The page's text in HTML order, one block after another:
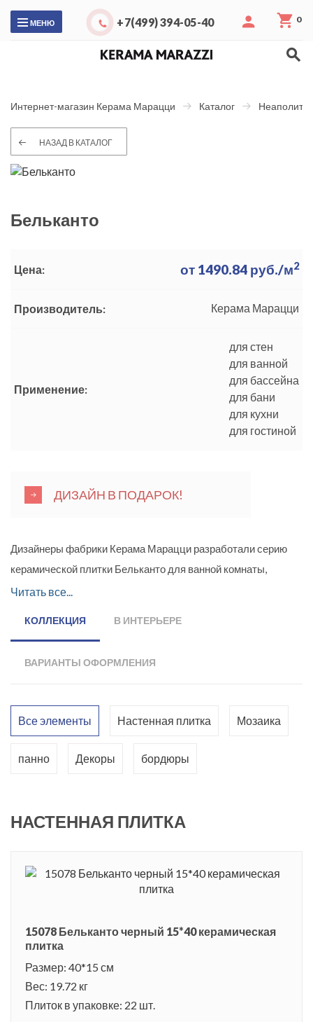
МЕНЮ +7(499) 394-05-40 0
Интернет-магазин Керама Марацци Каталог
НАЗАД В КАТАЛОГ
Бельканто
Цена: от 1490.84 руб./м2
Производитель: Керама Марацци
Применение:
для стен
для ванной
для бассейна
для бани
для кухни
для гостиной
ДИЗАЙН В ПОДАРОК!
Дизайнеры фабрики Керама Марацци разработали серию
керамической плитки Бельканто для ванной комнаты,
воплотив свои авторские замыслы, опираясь при этом на
классика, и она всегда актуальна. В качестве базовой плитки
что придает некоторый объем и выразительность, а также
В 1600 году Италия подарила миру музыкальный жанр –
оперу. Первое в мире одноголосное сольное пение
«Прекрасное пение» - именно так переводится итальянское
слово бельканто. От исполнителя требовались
специальные навыки пения, красота вокального исполнения
и виртуозное владение голосом. Нежность звучания, мощь и
драматизм, блеск и гибкость звука - так можно
Читать все...
КОЛЛЕКЦИЯ В ИНТЕРЬЕРЕ
ВАРИАНТЫ ОФОРМЛЕНИЯ
Все элементы Настенная плитка Мозаика
панно Декоры бордюры
НАСТЕННАЯ ПЛИТКА
15078 Бельканто черный 15*40 керамическая
плитка
Размер: 40*15 см
Вес: 19.72 кг
Плиток в упаковке: 22 шт.